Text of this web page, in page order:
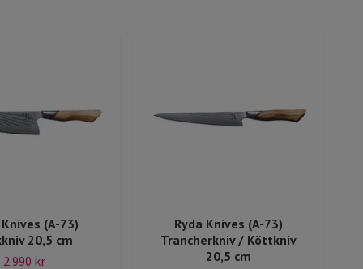
(A-73)
20,5 cm
2 990 kr
Ryda Knives (A-73)
Trancherkniv / Köttkniv
20,5 cm